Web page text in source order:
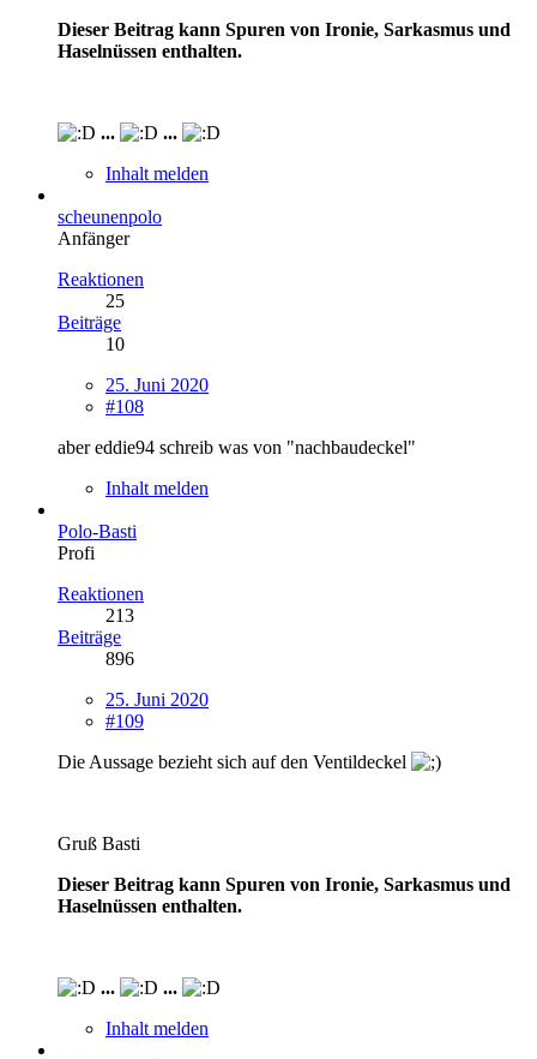
Dieser Beitrag kann Spuren von Ironie, Sarkasmus und
Haselnüssen enthalten.
...
...
Inhalt melden
scheunenpolo
Anfänger
Reaktionen
25
Beiträge
10
25. Juni 2020
#108
aber eddie94 schreib was von "nachbaudeckel"
Inhalt melden
Polo-Basti
Profi
Reaktionen
213
Beiträge
896
25. Juni 2020
#109
Die Aussage bezieht sich auf den Ventildeckel
Gruß Basti
Dieser Beitrag kann Spuren von Ironie, Sarkasmus und
Haselnüssen enthalten.
...
...
Inhalt melden